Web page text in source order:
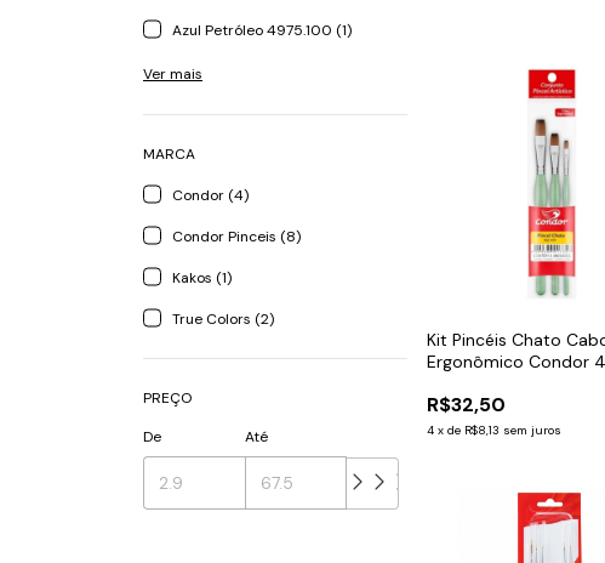
Azul Petróleo 4975.100 (1)
Ver mais
MARCA
Condor (4)
Condor Pinceis (8)
Kakos (1)
True Colors (2)
PREÇO
De
Até
Kit Pincéis Chato
Ergonômico Condor
R$32,50
4 xde R$8,13 sem juros